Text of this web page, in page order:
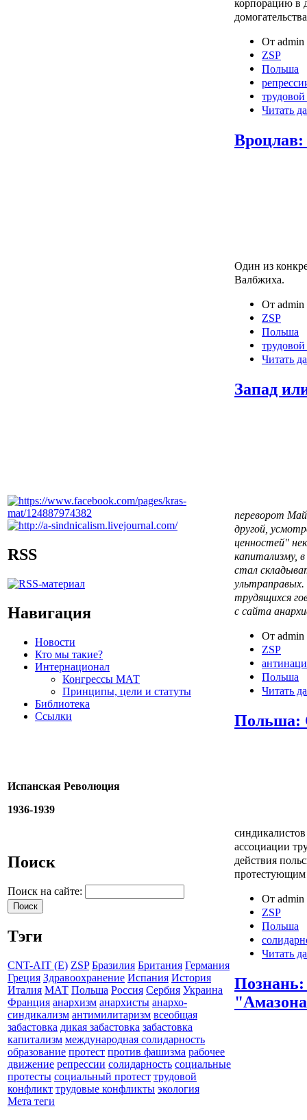
RSS
Навигация
Новости
Кто мы такие?
Интернационал
Конгрессы МАТ
Принципы, цели и статуты
Библиотека
Ссылки
Испанская Революция
1936-1939
Поиск
Поиск на сайте:
Тэги
CNT-AIT (E) ZSP Бразилия Британия Германия
Греция Здравоохранение Испания История
Италия МАТ Польша Россия Сербия Украина
Франция анархизм анархисты анархо-
синдикализм антимилитаризм всеобщая
забастовка дикая забастовка забастовка
капитализм международная солидарность
образование протест против фашизма рабочее
движение репрессии солидарность социальные
протесты социальный протест трудовой
конфликт трудовые конфликты экология
Мета теги
корпорацию в
От admin
ZSP
Польша
Читать
Один из
Валбжиха.
От admin
ZSP
Польша
Читать
Запад
переворот
другой,
ценностей"
капитализму,
стал
трудящихся
с сайта
От admin
ZSP
Польша
Читать
Польша:
ассоциации
действия
протестующим
От admin
ZSP
Польша
Читать
Познань: